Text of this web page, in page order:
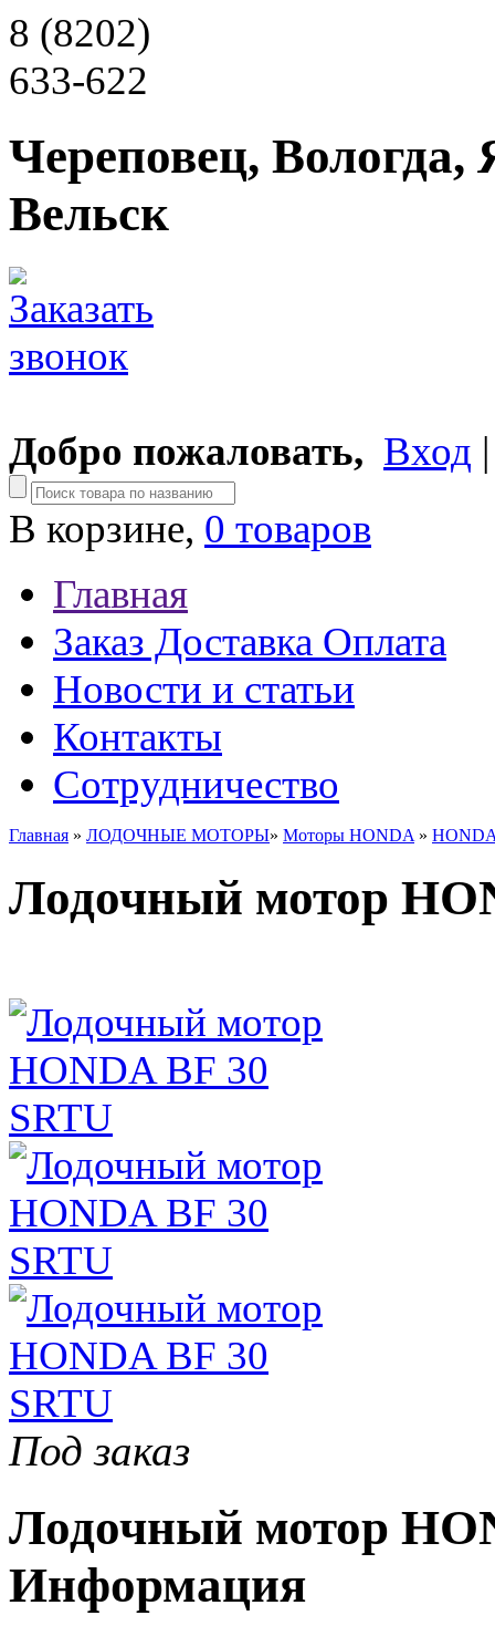
8 (8202)
633-622
Череповец, Вологда,
Вельск
Добро пожаловать, Вход
В корзине, 0 товаров
Главная
Заказ Доставка Оплата
Новости и статьи
Контакты
Сотрудничество
Главная » ЛОДОЧНЫЕ МОТОРЫ» Моторы HONDA »
Лодочный мотор
Под заказ
Лодочный мотор
Информация